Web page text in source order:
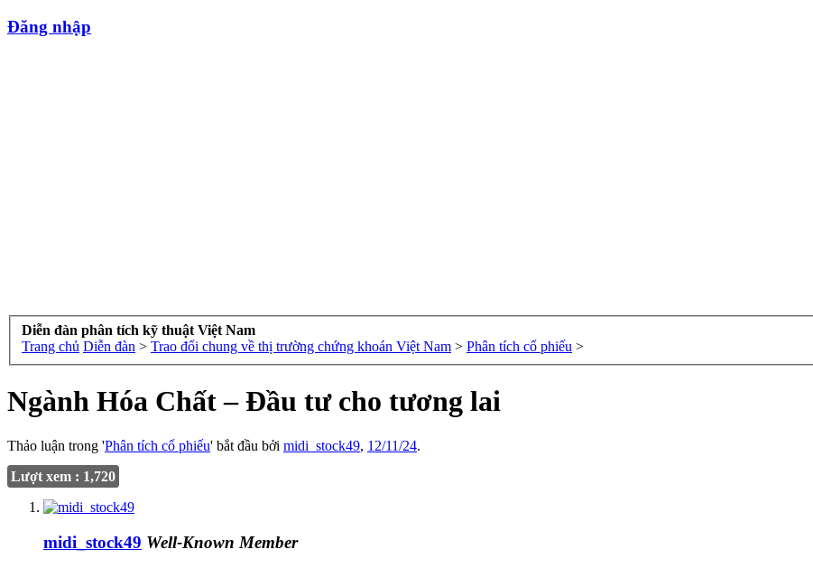
Đăng nhập
Diễn đàn phân tích kỹ thuật Việt Nam
Trang chủ Diễn đàn > Trao đổi chung về thị trường chứng khoán Việt Nam > Phân tích cổ phiếu >
Ngành Hóa Chất – Đầu tư cho tương lai
Thảo luận trong 'Phân tích cổ phiếu' bắt đầu bởi midi_stock49, 12/11/24.
Lượt xem : 1,720
midi_stock49 Well-Known Member